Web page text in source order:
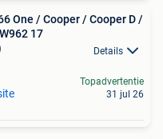
One / Cooper / Cooper D /
17
Details
Topadvertentie
31 jul 26